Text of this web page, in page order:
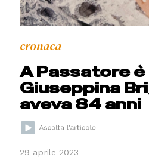
cronaca
A Passatore
Giuseppina
aveva 84 anni
29 aprile 2023